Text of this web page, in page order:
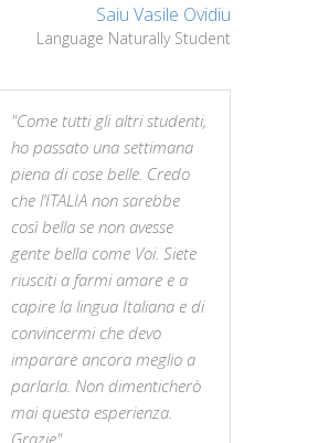
Saiu Vasile Ovidiu
Language Naturally Student
"Come tutti gli altri studenti,
ho passato una settimana
piena di cose belle. Credo
che l’ITALIA non sarebbe
così bella se non avesse
gente bella come Voi. Siete
riusciti a farmi amare e a
capire la lingua Italiana e di
convincermi che devo
imparare ancora meglio a
parlarla. Non dimenticherò
mai questa esperienza.
Grazie"